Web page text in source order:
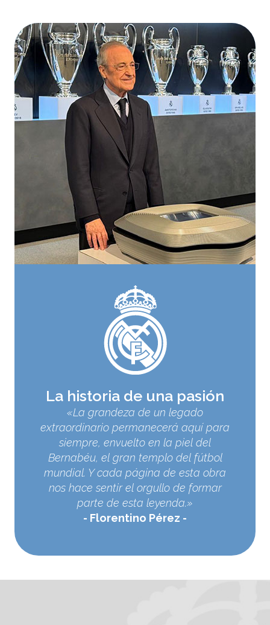
La historia de una pasión
«La grandeza de un legado
extraordinario permanecerá aquí para
siempre, envuelto en la piel del
Bernabéu, el gran templo del fútbol
mundial. Y cada página de esta obra
nos hace sentir el orgullo de formar
parte de esta leyenda.»
Florentino Pérez